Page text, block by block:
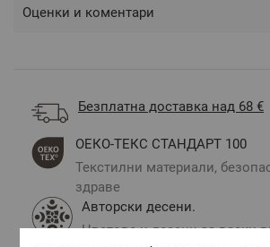
Оценки и коментари
Безплатна доставка над 68 €
ОЕКО-ТЕКС СТАНДАРТ 100
Текстилни материали,
здраве
Авторски десени.
Цветове и десени за всеки